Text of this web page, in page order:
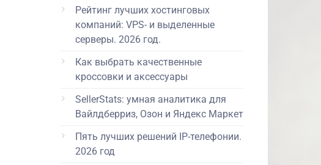
Рейтинг лучших хостинговых
компаний: VPS- и выделенные
серверы. 2026 год.
Как выбрать качественные
кроссовки и аксессуары
SellerStats: умная аналитика для
Вайлдберриз, Озон и Яндекс Маркет
Пять лучших решений IP-телефонии.
2026 год